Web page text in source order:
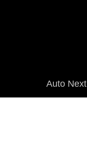
Auto Next